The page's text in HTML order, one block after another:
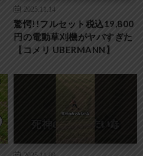
2025.11.14
驚愕!!フルセット税込19,800
円の電動草刈機がヤバすぎた
【コメリ UBERMANN】